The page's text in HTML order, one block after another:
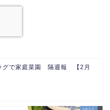
グで家庭菜園 隔週報 【2月